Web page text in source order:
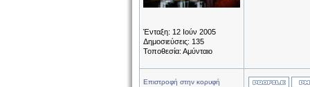
Ένταξη: 12 Ιούν 2005
Δημοσιεύσεις: 135
Τοποθεσία: Αμύνταιο
Επιστροφή στην κορυφή